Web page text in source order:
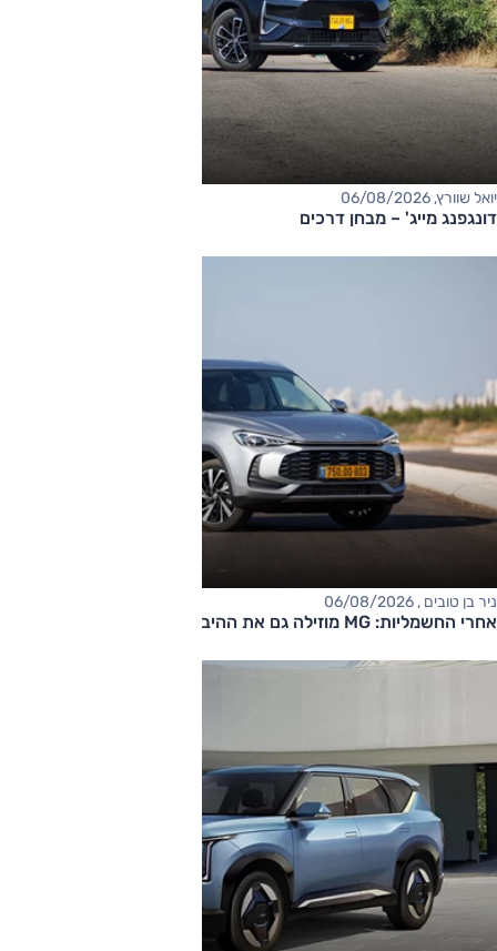
יואל שוורץ, 06/08/2026
דונגפנג מייג' – מבחן דרכים
ניר בן טובים , 06/08/2026
אחרי החשמליות: MG מוזילה גם את ההיברידיות